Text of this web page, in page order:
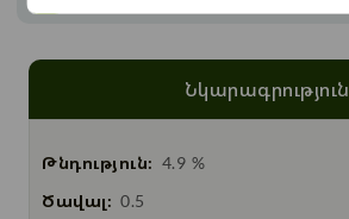
Նկարագրություն
Թնդություն: 4.9 %
Ծավալ: 0.5